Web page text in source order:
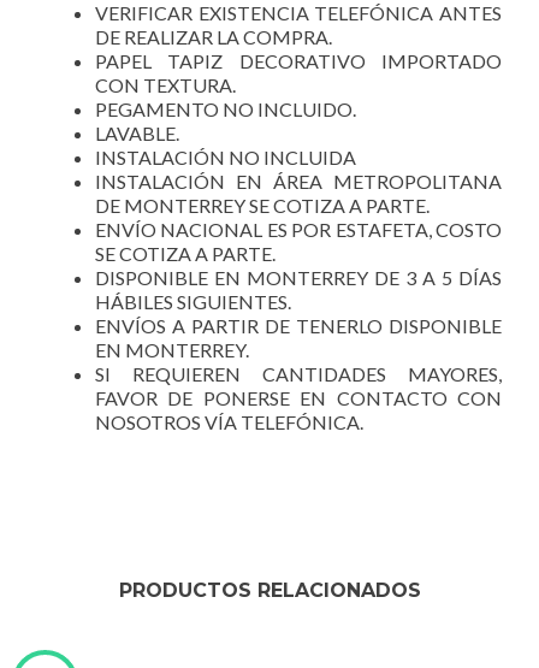
VERIFICAR EXISTENCIA TELEFÓNICA ANTES
DE REALIZAR LA COMPRA.
PAPEL TAPIZ DECORATIVO IMPORTADO
CON TEXTURA.
PEGAMENTO NO INCLUIDO.
LAVABLE.
INSTALACIÓN NO INCLUIDA
INSTALACIÓN EN ÁREA METROPOLITANA
DE MONTERREY SE COTIZA A PARTE.
ENVÍO NACIONAL ES POR ESTAFETA, COSTO
SE COTIZA A PARTE.
DISPONIBLE EN MONTERREY DE 3 A 5 DÍAS
HÁBILES SIGUIENTES.
ENVÍOS A PARTIR DE TENERLO DISPONIBLE
EN MONTERREY.
SI REQUIEREN CANTIDADES MAYORES,
FAVOR DE PONERSE EN CONTACTO CON
NOSOTROS VÍA TELEFÓNICA.
PRODUCTOS RELACIONADOS